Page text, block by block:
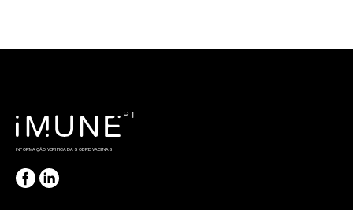
INFORMAÇÃO VERIFICADA SOBRE VACINAS